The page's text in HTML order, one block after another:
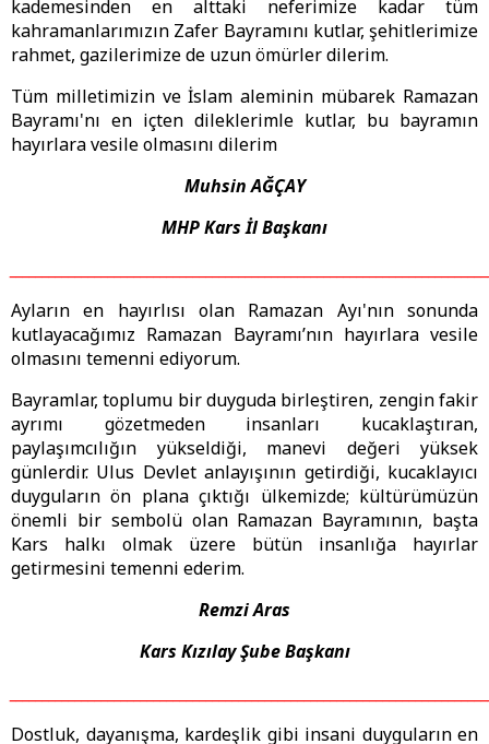
kademesinden en alttaki neferimize kadar tüm
kahramanlarımızın Zafer Bayramını kutlar, şehitlerimize
rahmet, gazilerimize de uzun ömürler dilerim.
Tüm milletimizin ve İslam aleminin mübarek Ramazan
Bayramı'nı en içten dileklerimle kutlar, bu bayramın
hayırlara vesile olmasını dilerim
Muhsin AĞÇAY
MHP Kars İl Başkanı
Ayların en hayırlısı olan Ramazan Ayı'nın sonunda
kutlayacağımız Ramazan Bayramı’nın hayırlara vesile
olmasını temenni ediyorum.
Bayramlar, toplumu bir duyguda birleştiren, zengin fakir
ayrımı gözetmeden insanları kucaklaştıran,
paylaşımcılığın yükseldiği, manevi değeri yüksek
günlerdir. Ulus Devlet anlayışının getirdiği, kucaklayıcı
duyguların ön plana çıktığı ülkemizde; kültürümüzün
önemli bir sembolü olan Ramazan Bayramının, başta
Kars halkı olmak üzere bütün insanlığa hayırlar
getirmesini temenni ederim.
Remzi Aras
Kars Kızılay Şube Başkanı
Dostluk, dayanışma, kardeşlik gibi insani duyguların en